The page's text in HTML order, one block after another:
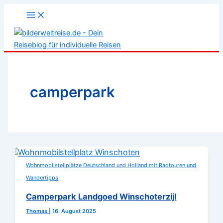
springen
camperpark
Wohnmobilstellplätze Deutschland und Holland mit Radtouren und
Wandertipps
Camperpark Landgoed Winschoterzijl
Thomas |16. August 2025